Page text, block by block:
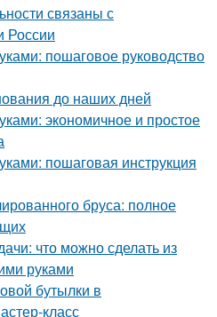
связаны с
России
пошаговое руководство
до наших дней
экономичное и простое
пошаговая инструкция
бруса: полное
что можно сделать из
руками
бутылки в
класс